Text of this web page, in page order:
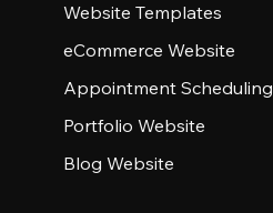
Website Templates
eCommerce Website
Appointment Scheduling
Portfolio Website
Blog Website